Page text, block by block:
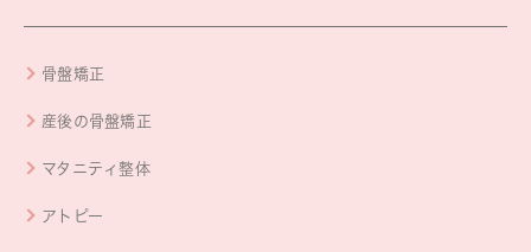
骨盤矯正
産後の骨盤矯正
マタニティ整体
アトピー